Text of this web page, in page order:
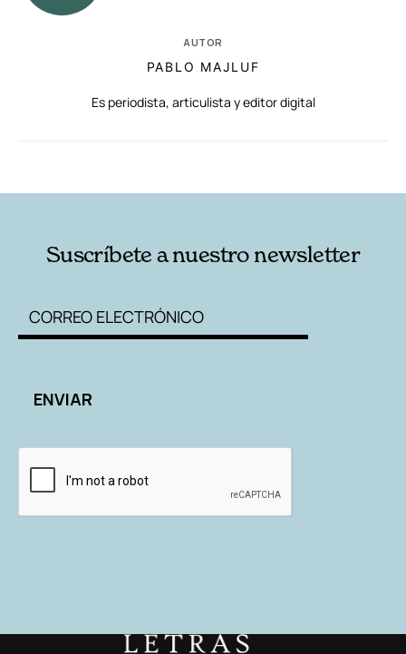
AUTOR
PABLO MAJLUF
Es periodista, articulista y editor digital
Suscríbete a nuestro newsletter